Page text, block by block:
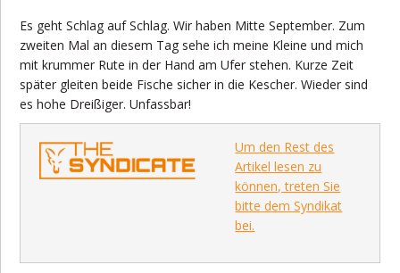
Es geht Schlag auf Schlag. Wir haben Mitte September. Zum
zweiten Mal an diesem Tag sehe ich meine Kleine und mich
mit krummer Rute in der Hand am Ufer stehen. Kurze Zeit
später gleiten beide Fische sicher in die Kescher. Wieder sind
es hohe Dreißiger. Unfassbar!
Um den Rest des
Artikel lesen zu
können, treten Sie
bitte dem Syndikat
bei.